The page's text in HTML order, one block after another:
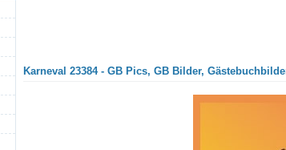
Karneval 23384 - GB Pics, GB Bilder,